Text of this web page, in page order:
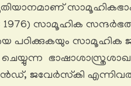
1976) സാമൂഹിക
പഠിക്കുകയും സാമൂഹിക
ചെയ്യുന്ന
ജവേർസ്‌കി